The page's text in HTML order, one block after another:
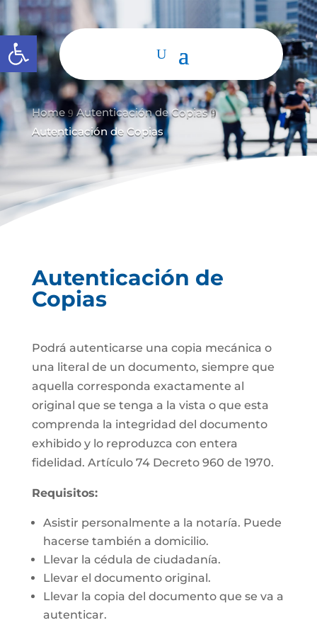
Abrir barra de herramientas
Home 9 Autenticación de Copias 9
Autenticación de Copias
Autenticación de
Copias
Podrá autenticarse una copia mecánica o
una literal de un documento, siempre que
aquella corresponda exactamente al
original que se tenga a la vista o que esta
comprenda la integridad del documento
exhibido y lo reproduzca con entera
fidelidad. Artículo 74 Decreto 960 de 1970.
Requisitos:
Asistir personalmente a la notaría. Puede
hacerse también a domicilio.
Llevar la cédula de ciudadanía.
Llevar el documento original.
Llevar la copia del documento que se va a
autenticar.